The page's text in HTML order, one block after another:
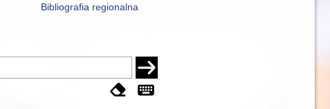
Bibliografia regionalna